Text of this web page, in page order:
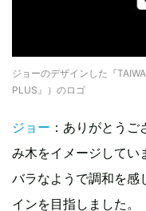
ジョーのデザインした『
PLUS』）のロゴ
ジョー ：ありがとう
み木をイメージしてい
バラなようで調和を感
インを目指しました。